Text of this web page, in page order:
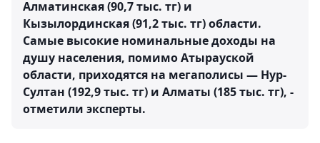
Алматинская (90,7 тыс. тг) и
Кызылординская (91,2 тыс. тг) области.
Самые высокие номинальные доходы на
душу населения, помимо Атырауской
области, приходятся на мегаполисы — Нур-
Султан (192,9 тыс. тг) и Алматы (185 тыс. тг), -
отметили эксперты.